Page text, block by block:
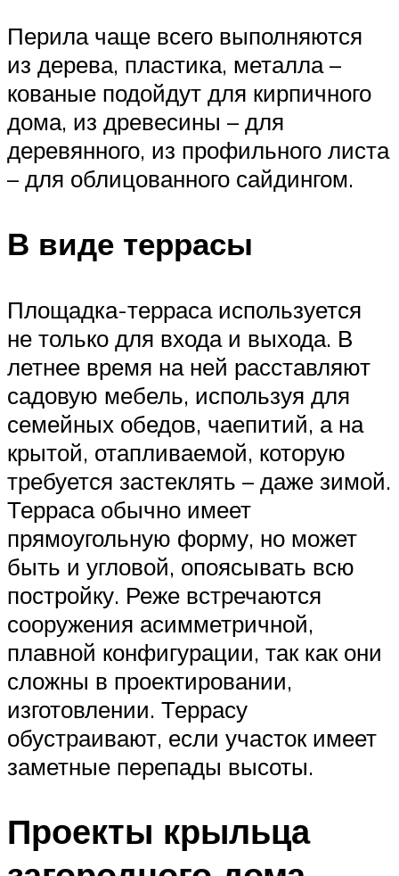
Перила чаще всего выполняются
из дерева, пластика, металла –
кованые подойдут для кирпичного
дома, из древесины – для
деревянного, из профильного листа
– для облицованного сайдингом.
В виде террасы
Площадка-терраса используется
не только для входа и выхода. В
летнее время на ней расставляют
садовую мебель, используя для
семейных обедов, чаепитий, а на
крытой, отапливаемой, которую
требуется застеклять – даже зимой.
Терраса обычно имеет
прямоугольную форму, но может
быть и угловой, опоясывать всю
постройку. Реже встречаются
сооружения асимметричной,
плавной конфигурации, так как они
сложны в проектировании,
изготовлении. Террасу
обустраивают, если участок имеет
заметные перепады высоты.
Проекты крыльца